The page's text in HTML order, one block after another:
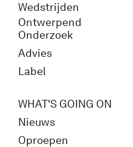
Wedstrijden
Ontwerpend
Onderzoek
Advies
Label
WHAT'S GOING ON
Nieuws
Oproepen